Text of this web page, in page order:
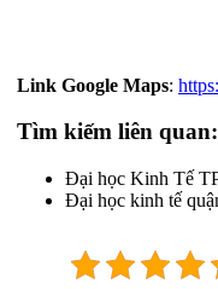
Link Google Maps:
Tìm kiếm liên quan:
Đại học Kinh Tế
Đại học kinh tế